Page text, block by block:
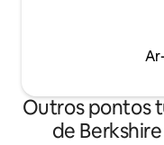
Outros pontos
de